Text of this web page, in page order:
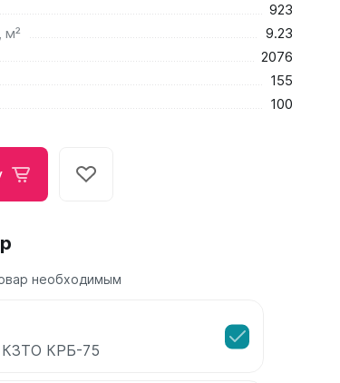
923
м²
9.23
2076
155
100
необходимым
КЗТО КРБ-75